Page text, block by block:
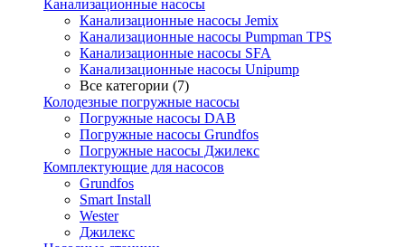
Канализационные насосы
Канализационные насосы Jemix
Канализационные насосы Pumpman TPS
Канализационные насосы SFA
Канализационные насосы Unipump
Все категории (7)
Колодезные погружные насосы
Погружные насосы DAB
Погружные насосы Grundfos
Погружные насосы Джилекс
Комплектующие для насосов
Grundfos
Smart Install
Wester
Джилекс